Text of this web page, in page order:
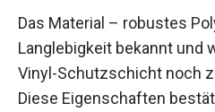
Das Material – robustes
Langlebigkeit bekannt und
Vinyl-Schutzschicht noch
Diese Eigenschaften